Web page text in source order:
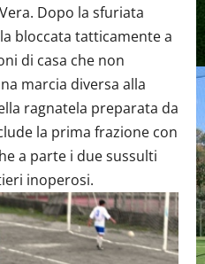
Dopo la sfuriata
bloccata tatticamente a
di casa che non
marcia diversa alla
ragnatela preparata da
la prima frazione con
a parte i due sussulti
inoperosi.